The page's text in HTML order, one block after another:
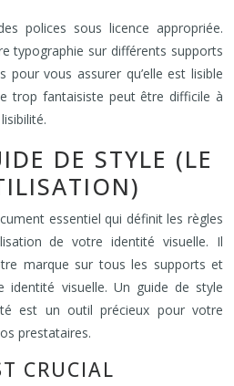
polices sous licence appropriée.
typographie sur différents supports
vous assurer qu’elle est lisible
trop fantaisiste peut être difficile à
DE STYLE (LE
essentiel qui définit les règles
de votre identité visuelle. Il
marque sur tous les supports et
identité visuelle. Un guide de style
est un outil précieux pour votre
prestataires.
CRUCIAL